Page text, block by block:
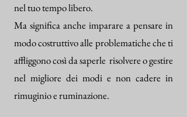
nel tuo tempo libero.
Ma significa anche imparare a pensare in
modo costruttivo alle problematiche che ti
affliggono così da saperle risolvere o gestire
nel migliore dei modi e non cadere in
rimuginio e ruminazione.